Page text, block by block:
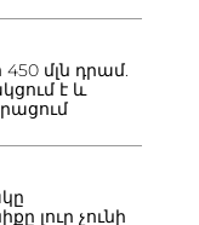
մլն դրամ.
է և
լուր չունի